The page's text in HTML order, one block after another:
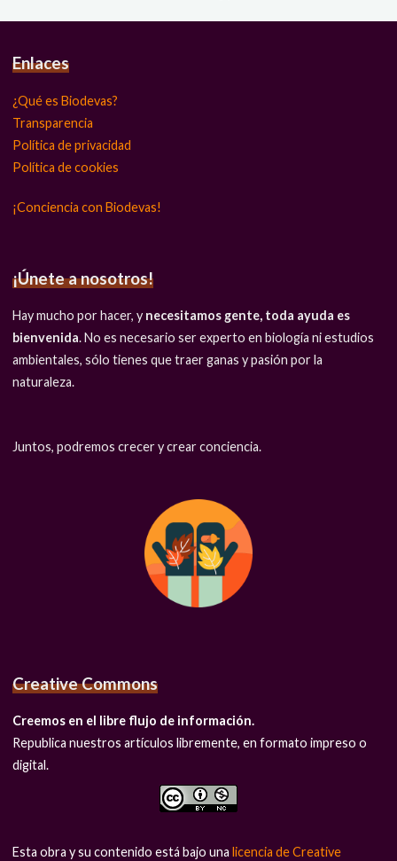
Enlaces
¿Qué es Biodevas?
Transparencia
Política de privacidad
Política de cookies
¡Conciencia con Biodevas!
¡Únete a nosotros!
Hay mucho por hacer, y necesitamos gente, toda ayuda es
bienvenida. No es necesario ser experto en biología ni estudios
ambientales, sólo tienes que traer ganas y pasión por la
naturaleza.
Juntos, podremos crecer y crear conciencia.
Creative Commons
Creemos en el libre flujo de información.
Republica nuestros artículos libremente, en formato impreso o
digital.
Esta obra y su contenido está bajo unalicencia de Creative